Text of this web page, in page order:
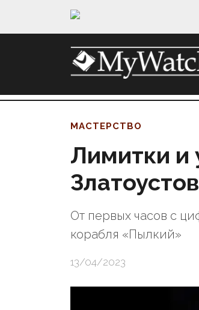
МАСТЕРСТВО
Лимитки и
От первых часов с
корабля «Пылкий»
13/04/2023